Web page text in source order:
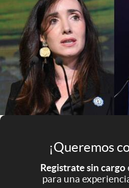
Clima
Mundial 2026
Eventos Corporativos
El Cronista Studio
Mediakit
abre en nueva pestaña
¡Queremos
Registrate sin cargo
para una